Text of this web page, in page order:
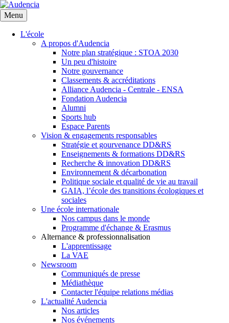
Aller
au
contenu
principal
Menu
L'école
A propos d'Audencia
Notre plan stratégique : STOA 2030
Un peu d'histoire
Notre gouvernance
Classements & accréditations
Alliance Audencia - Centrale - ENSA
Fondation Audencia
Alumni
Sports hub
Espace Parents
Vision & engagements responsables
Stratégie et gourvenance DD&RS
Enseignements & formations DD&RS
Recherche & innovation DD&RS
Environnement & décarbonation
Politique sociale et qualité de vie au travail
GAIA, l’école des transitions écologiques et
sociales
Une école internationale
Nos campus dans le monde
Programme d'échange & Erasmus
Alternance & professionnalisation
L'apprentissage
La VAE
Newsroom
Communiqués de presse
Médiathèque
Contacter l'équipe relations médias
L'actualité Audencia
Nos articles
Nos événements